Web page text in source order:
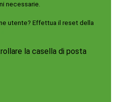
necessarie.
utente? Effettua il reset della
la casella di posta